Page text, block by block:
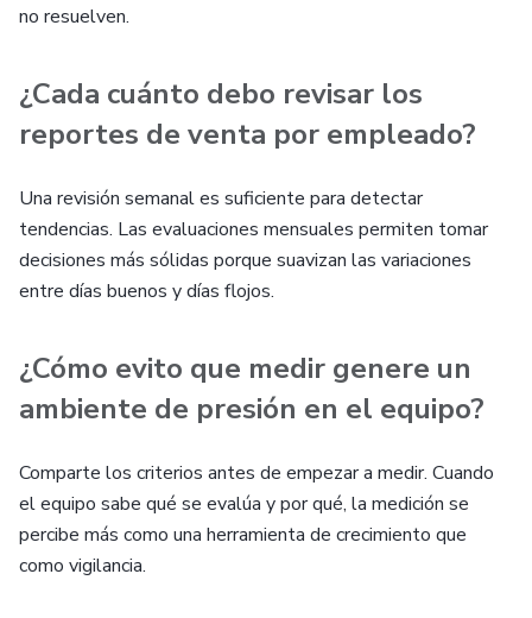
no resuelven.
¿Cada cuánto debo revisar los
reportes de venta por empleado?
Una revisión semanal es suficiente para detectar
tendencias. Las evaluaciones mensuales permiten tomar
decisiones más sólidas porque suavizan las variaciones
entre días buenos y días flojos.
¿Cómo evito que medir genere un
ambiente de presión en el equipo?
Comparte los criterios antes de empezar a medir. Cuando
el equipo sabe qué se evalúa y por qué, la medición se
percibe más como una herramienta de crecimiento que
como vigilancia.